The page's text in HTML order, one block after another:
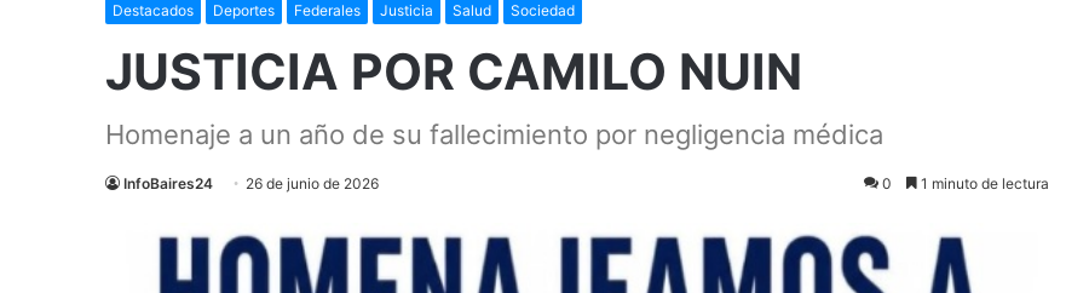
Destacados Deportes Federales Justicia Salud Sociedad
JUSTICIA POR CAMILO NUIN
Homenaje a un año de su fallecimiento por negligencia médica
InfoBaires24 26 de junio de 2026 0 1 minuto de lectura